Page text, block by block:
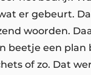
er gebeurt.
woorden.
beetje een plan
of zo. Dat